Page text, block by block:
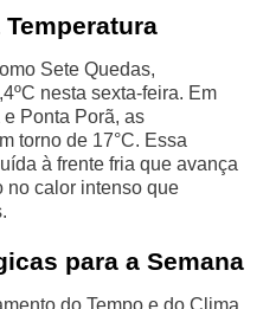
Sete Quedas,
nesta sexta-feira. Em
Ponta Porã, as
torno de 17°C. Essa
à frente fria que avança
no calor intenso que
para a Semana
do Tempo e do Clima